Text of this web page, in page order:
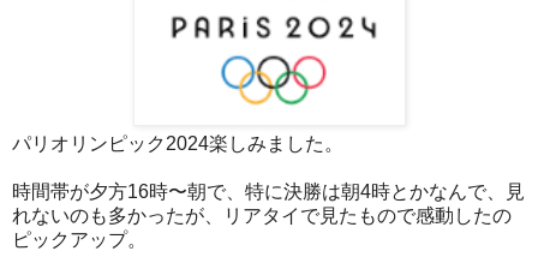
パリオリンピック2024楽しみました。
時間帯が夕方16時〜朝で、特に決勝は朝4時とかなんで、見
れないのも多かったが、リアタイで見たもので感動したの
ピックアップ。